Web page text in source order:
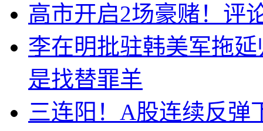
高市开启2场豪赌！评
李在明批驻韩美军拖
是找替罪羊
三连阳！A股连续反弹